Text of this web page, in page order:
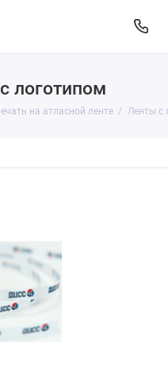
логотипом
на атласной ленте Ленты с